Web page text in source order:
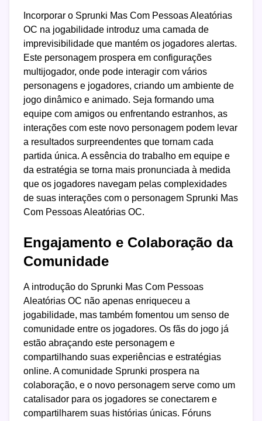
Incorporar o Sprunki Mas Com Pessoas Aleatórias
OC na jogabilidade introduz uma camada de
imprevisibilidade que mantém os jogadores alertas.
Este personagem prospera em configurações
multijogador, onde pode interagir com vários
personagens e jogadores, criando um ambiente de
jogo dinâmico e animado. Seja formando uma
equipe com amigos ou enfrentando estranhos, as
interações com este novo personagem podem levar
a resultados surpreendentes que tornam cada
partida única. A essência do trabalho em equipe e
da estratégia se torna mais pronunciada à medida
que os jogadores navegam pelas complexidades
de suas interações com o personagem Sprunki Mas
Com Pessoas Aleatórias OC.
Engajamento e Colaboração da
Comunidade
A introdução do Sprunki Mas Com Pessoas
Aleatórias OC não apenas enriqueceu a
jogabilidade, mas também fomentou um senso de
comunidade entre os jogadores. Os fãs do jogo já
estão abraçando este personagem e
compartilhando suas experiências e estratégias
online. A comunidade Sprunki prospera na
colaboração, e o novo personagem serve como um
catalisador para os jogadores se conectarem e
compartilharem suas histórias únicas. Fóruns